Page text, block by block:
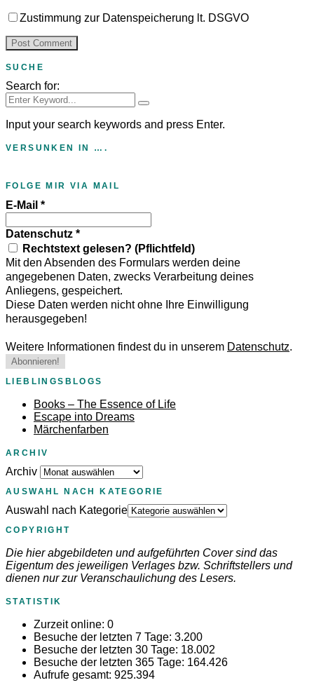
Zustimmung zur Datenspeicherung lt. DSGVO
SUCHE
Search for:
Input your search keywords and press Enter.
VERSUNKEN IN ….
FOLGE MIR VIA MAIL
E-Mail *
Datenschutz *
Rechtstext gelesen? (Pflichtfeld)
Mit den Absenden des Formulars werden deine
angegebenen Daten, zwecks Verarbeitung deines
Anliegens, gespeichert.
Diese Daten werden nicht ohne Ihre Einwilligung
herausgegeben!
Weitere Informationen findest du in unserem Datenschutz.
LIEBLINGSBLOGS
Books – The Essence of Life
Escape into Dreams
Märchenfarben
ARCHIV
Archiv
AUSWAHL NACH KATEGORIE
Auswahl nach Kategorie
COPYRIGHT
Die hier abgebildeten und aufgeführten Cover sind das
Eigentum des jeweiligen Verlages bzw. Schriftstellers und
dienen nur zur Veranschaulichung des Lesers.
STATISTIK
Zurzeit online: 0
Besuche der letzten 7 Tage: 3.200
Besuche der letzten 30 Tage: 18.002
Besuche der letzten 365 Tage: 164.426
Aufrufe gesamt: 925.394